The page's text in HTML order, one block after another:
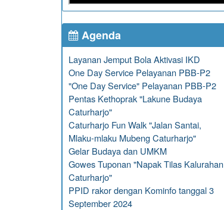
Agenda
Layanan Jemput Bola Aktivasi IKD
One Day Service Pelayanan PBB-P2
"One Day Service" Pelayanan PBB-P2
Pentas Kethoprak "Lakune Budaya
Caturharjo"
Caturharjo Fun Walk "Jalan Santai,
Mlaku-mlaku Mubeng Caturharjo"
Gelar Budaya dan UMKM
Gowes Tuponan "Napak Tilas Kalurahan
Caturharjo"
PPID rakor dengan Kominfo tanggal 3
September 2024